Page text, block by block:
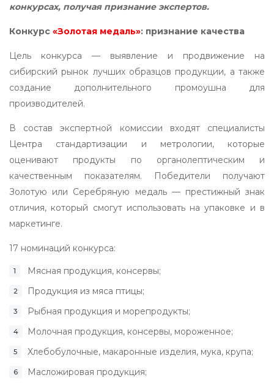
конкурсах, получая признание экспертов.
Конкурс «Золотая медаль»: признание качества
Цель конкурса — выявление и продвижение на
сибирский рынок лучших образцов продукции, а также
создание дополнительного промоушна для
производителей.
В состав экспертной комиссии входят специалисты
Центра стандартизации и метрологии, которые
оценивают продукты по органолептическим и
качественным показателям. Победители получают
Золотую или Серебряную медаль — престижный знак
отличия, который смогут использовать на упаковке и в
маркетинге.
17 номинаций конкурса:
Мясная продукция, консервы;
Продукция из мяса птицы;
Рыбная продукция и морепродукты;
Молочная продукция, консервы, мороженное;
Хлебобулочные, макаронные изделия, мука, крупа;
Масложировая продукция;